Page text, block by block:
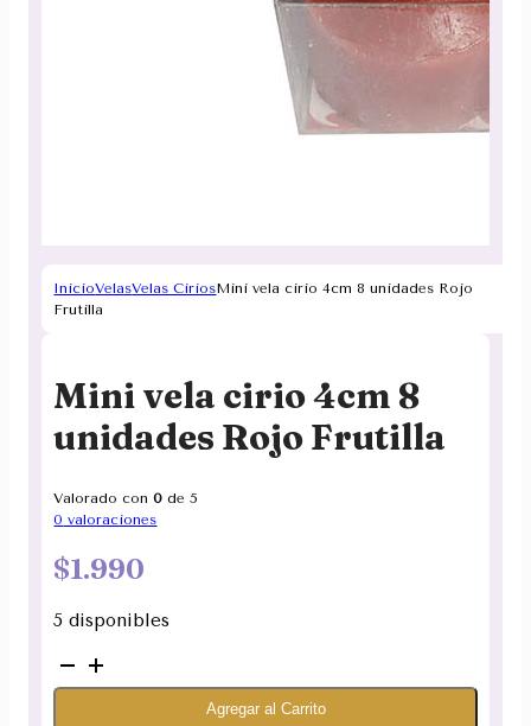
InicioVelasVelas CiriosMini vela cirio 4cm 8 unidades Rojo
Frutilla
Mini vela cirio 4cm 8
unidades Rojo Frutilla
Valorado con0 de 5
0 valoraciones
$1.990
5 disponibles
Mini
vela
Agregar al Carrito